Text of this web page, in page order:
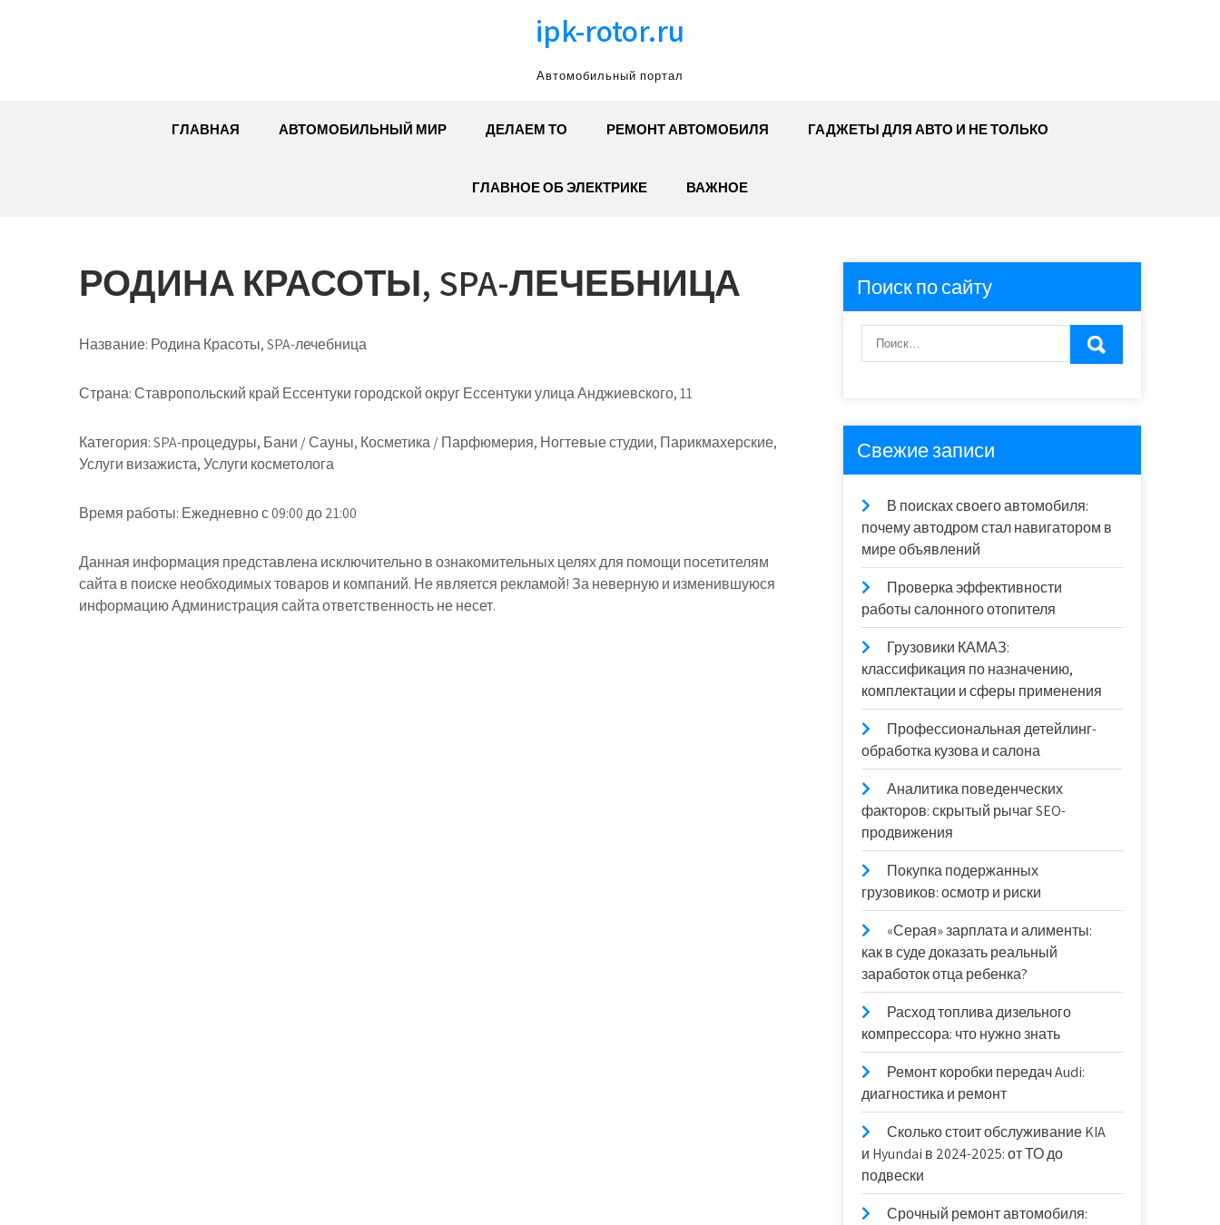
ipk-rotor.ru
Автомобильный портал
ГЛАВНАЯ АВТОМОБИЛЬНЫЙ МИР ДЕЛАЕМ ТО РЕМОНТ АВТОМОБИЛЯ ГАДЖЕТЫ ДЛЯ АВТО И НЕ ТОЛЬКО
ГЛАВНОЕ ОБ ЭЛЕКТРИКЕ ВАЖНОЕ
РОДИНА КРАСОТЫ, SPA-ЛЕЧЕБНИЦА
Название: Родина Красоты, SPA-лечебница
Страна:Ставропольский край Ессентуки городской округ Ессентуки улица Анджиевского, 11
Категория:SPA-процедуры, Бани / Сауны, Косметика / Парфюмерия, Ногтевые студии, Парикмахерские,
Услуги визажиста, Услуги косметолога
Время работы: Ежедневно с 09:00 до 21:00
Данная информация представлена исключительно в ознакомительных целях для помощи посетителям
сайта в поиске необходимых товаров и компаний. Не является рекламой! За неверную и изменившуюся
информацию Администрация сайта ответственность не несет.
Поиск по сайту
Свежие записи
В поисках своего автомобиля:
почему автодром стал навигатором в
мире объявлений
Проверка эффективности
работы салонного отопителя
Грузовики КАМАЗ:
классификация по назначению,
комплектации и сферы применения
Профессиональная детейлинг-
обработка кузова и салона
Аналитика поведенческих
факторов: скрытый рычаг SEO-
продвижения
Покупка подержанных
грузовиков: осмотр и риски
«Серая» зарплата и алименты:
как в суде доказать реальный
заработок отца ребенка?
Расход топлива дизельного
компрессора: что нужно знать
Ремонт коробки передач Audi:
диагностика и ремонт
Сколько стоит обслуживание KIA
и Hyundai в 2024-2025: от ТО до
подвески
Срочный ремонт автомобиля: